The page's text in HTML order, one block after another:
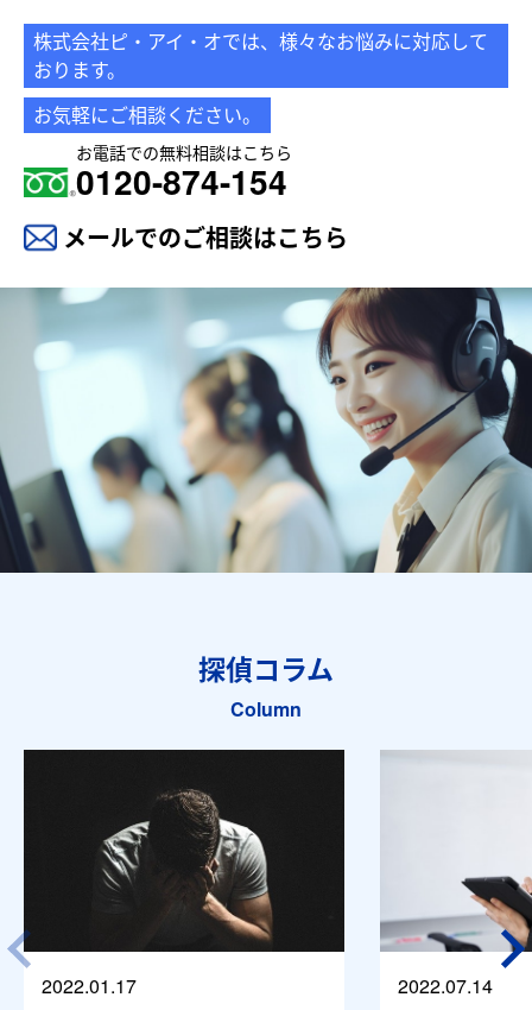
株式会社ピ・アイ・オでは、様々なお悩みに対応して
おります。
お気軽にご相談ください。
お電話での無料相談はこちら
0120-874-154
メールでのご相談はこちら
探偵コラム
Column
2022.01.17
2022.07.14